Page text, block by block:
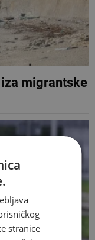
migrantske
stranice